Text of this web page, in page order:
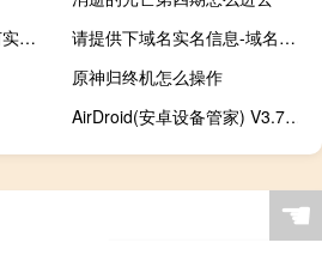
你们这个云建站模板如何实现客服同步更新
请提供下域名实名信息-域名及账户问题
原神归终机怎么操作
AirDroid(安卓设备管家) V3.7.0.0 官方个人版（AirDroid(安卓设备管家) V3.7.0.0 官方个人版功能简介）
☚